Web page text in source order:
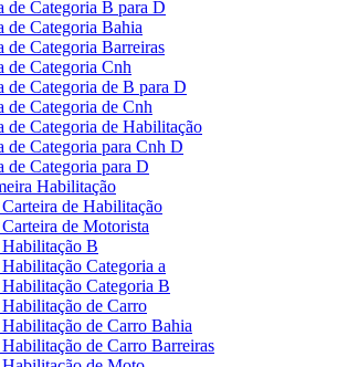
de Categoria B para D
de Categoria Bahia
de Categoria Barreiras
de Categoria Cnh
de Categoria de B para D
de Categoria de Cnh
de Categoria de Habilitação
de Categoria para Cnh D
de Categoria para D
Habilitação
de Habilitação
de Motorista
B
Categoria a
Categoria B
de Carro
de Carro Bahia
de Carro Barreiras